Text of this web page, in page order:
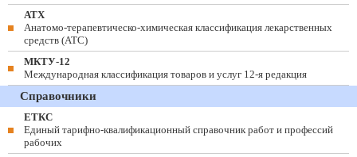
АТХ
Анатомо-терапевтическо-химическая классификация лекарственных
средств (ATC)
МКТУ-12
Международная классификация товаров и услуг 12-я редакция
Справочники
ЕТКС
Единый тарифно-квалификационный справочник работ и профессий
рабочих